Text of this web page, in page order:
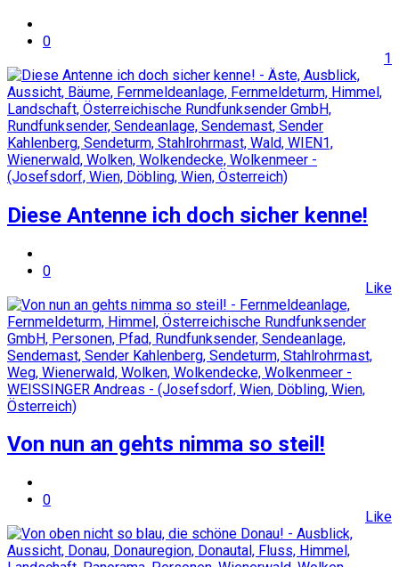
0
1
Diese Antenne ich doch sicher kenne!
0
Like
Von nun an gehts nimma so steil!
0
Like